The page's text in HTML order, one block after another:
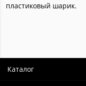
пластиковый шарик.
Каталог